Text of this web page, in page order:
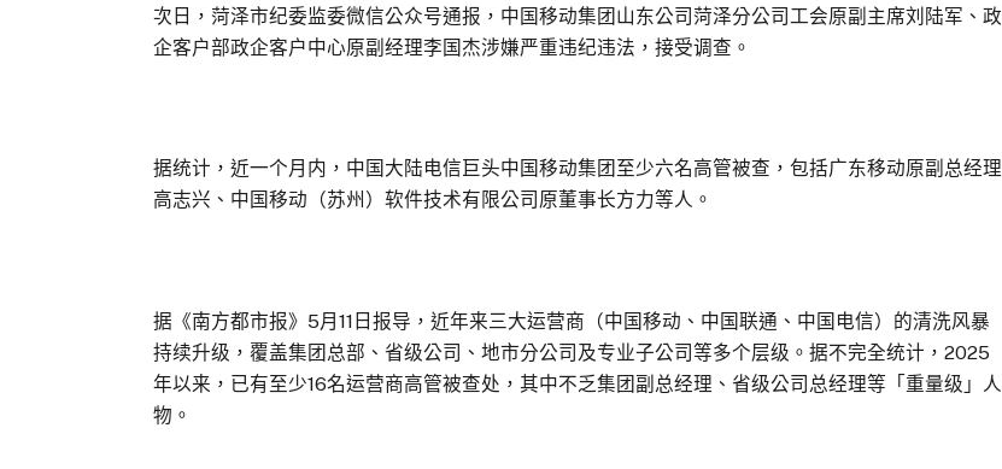
次日，菏泽市纪委监委微信公众号通报，中国移动集团山东公司菏泽分公司工会原副主席刘陆军、政
企客户部政企客户中心原副经理李国杰涉嫌严重违纪违法，接受调查。
据统计，近一个月内，中国大陆电信巨头中国移动集团至少六名高管被查，包括广东移动原副总经理
高志兴、中国移动（苏州）软件技术有限公司原董事长方力等人。
据《南方都市报》5月11日报导，近年来三大运营商（中国移动、中国联通、中国电信）的清洗风暴
持续升级，覆盖集团总部、省级公司、地市分公司及专业子公司等多个层级。据不完全统计，2025
年以来，已有至少16名运营商高管被查处，其中不乏集团副总经理、省级公司总经理等「重量级」人
物。